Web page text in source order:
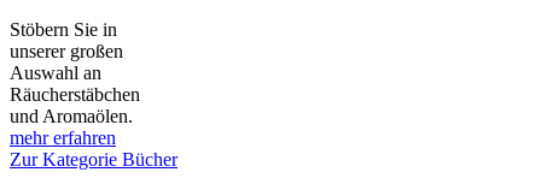
Stöbern Sie in
unserer großen
Auswahl an
Räucherstäbchen
und Aromaölen.
mehr erfahren
Zur Kategorie Bücher